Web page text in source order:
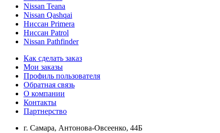
Nissan Teana
Nissan Qashqai
Ниссан Primera
Ниссан Patrol
Nissan Pathfinder
Как сделать заказ
Мои заказы
Профиль пользователя
Обратная связь
О компании
Контакты
Партнерство
г. Самара, Антонова-Овсеенко, 44Б